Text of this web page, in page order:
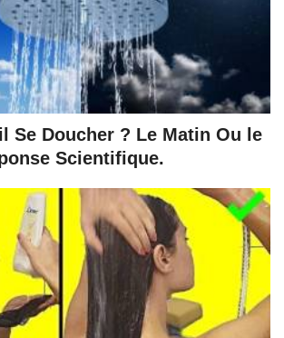
Se Doucher ? Le Matin Ou le
Scientifique.